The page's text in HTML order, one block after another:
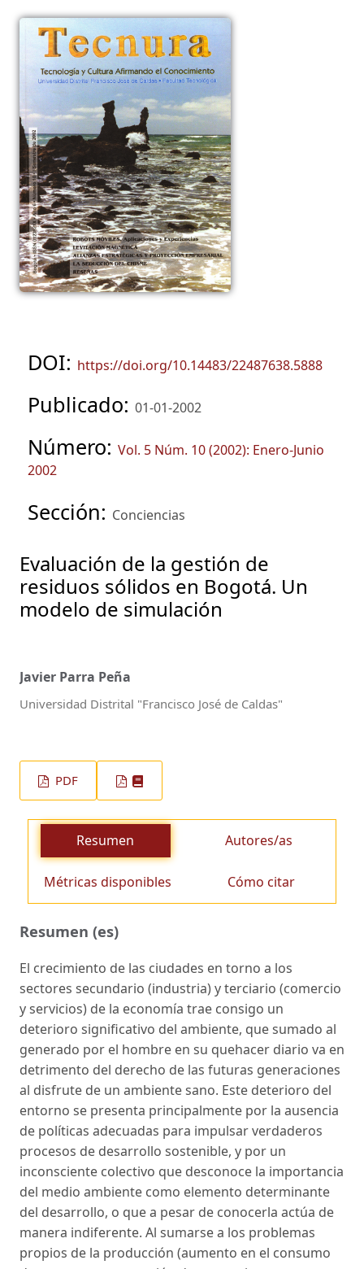
DOI: https://doi.org/10.14483/22487638.5888
Publicado: 01-01-2002
Número: Vol. 5 Núm. 10 (2002): Enero-Junio
2002
Sección: Conciencias
Evaluación de la gestión de
residuos sólidos en Bogotá. Un
modelo de simulación
Javier Parra Peña
Universidad Distrital "Francisco José de Caldas"
PDF
Resumen Autores/as
Métricas disponibles Cómo citar
Resumen (es)
El crecimiento de las ciudades en torno a los
sectores secundario (industria) y terciario (comercio
y servicios) de la economía trae consigo un
deterioro significativo del ambiente, que sumado al
generado por el hombre en su quehacer diario va en
detrimento del derecho de las futuras generaciones
al disfrute de un ambiente sano. Este deterioro del
entorno se presenta principalmente por la ausencia
de políticas adecuadas para impulsar verdaderos
procesos de desarrollo sostenible, y por un
inconsciente colectivo que desconoce la importancia
del medio ambiente como elemento determinante
del desarrollo, o que a pesar de conocerla actúa de
manera indiferente. Al sumarse a los problemas
propios de la producción (aumento en el consumo